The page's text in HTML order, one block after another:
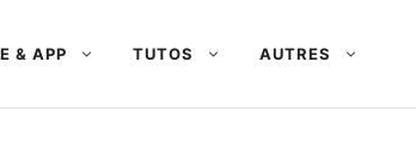
& APP TUTOS AUTRES